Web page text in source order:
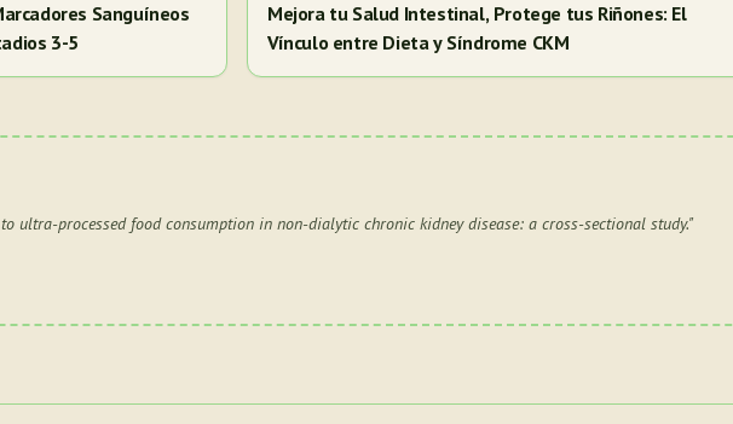
Sanguíneos
3-5
Mejora tu Salud Intestinal, Protege tus Riñones: El
Vínculo entre Dieta y Síndrome CKM
ultra-processed food consumption in non-dialytic chronic kidney disease: a cross-sectional study."